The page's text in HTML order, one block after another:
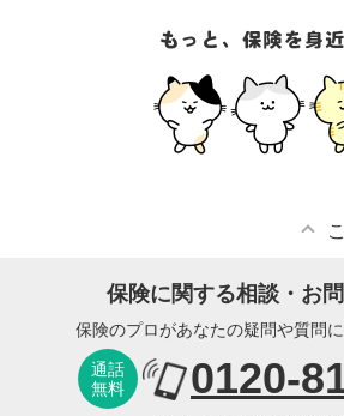
保険に関する相談・お
保険のプロがあなたの疑問や質問に
通話
無料
0120-